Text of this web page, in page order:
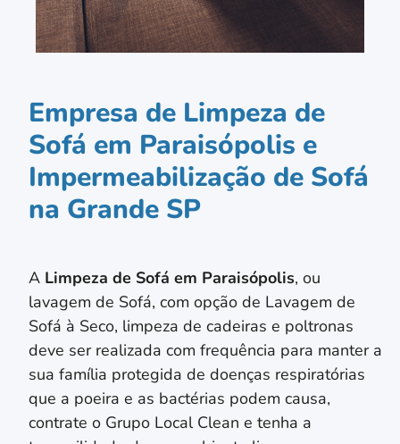
Empresa de Limpeza de
Sofá em Paraisópolis e
Impermeabilização de Sofá
na Grande SP
A Limpeza de Sofá em Paraisópolis, ou
lavagem de Sofá, com opção de Lavagem de
Sofá à Seco, limpeza de cadeiras e poltronas
deve ser realizada com frequência para manter a
sua família protegida de doenças respiratórias
que a poeira e as bactérias podem causa,
contrate o Grupo Local Clean e tenha a